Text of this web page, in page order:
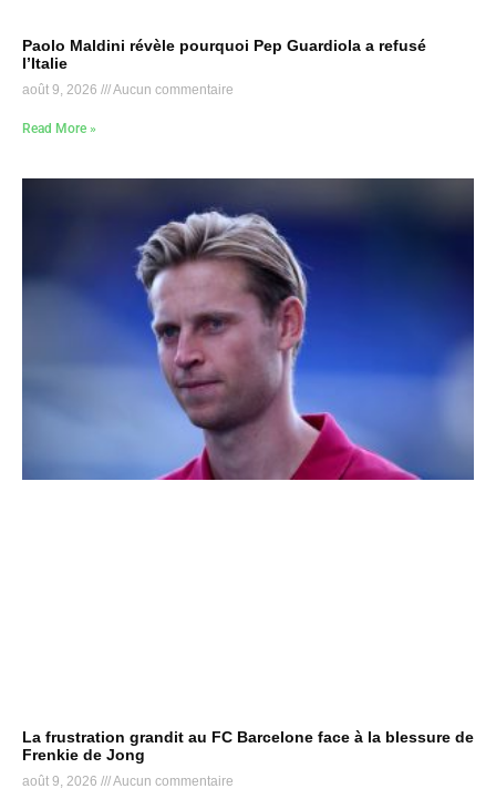
Paolo Maldini révèle pourquoi Pep Guardiola a refusé
l’Italie
août 9, 2026 Aucun commentaire
Read More »
La frustration grandit au FC Barcelone face à la blessure de
Frenkie de Jong
août 9, 2026 Aucun commentaire